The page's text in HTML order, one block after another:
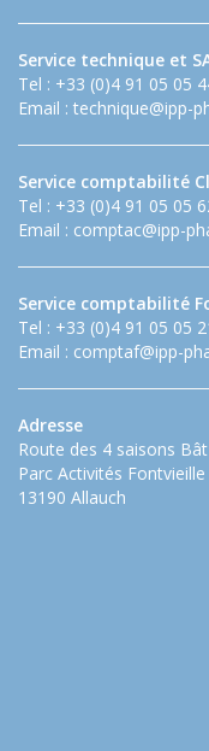
Service technique et
Tel : +33 (0)4 91 05 05
Email : technique@ipp-
Service comptabilité
Tel : +33 (0)4 91 05 05
Email : comptac@ipp-
Service comptabilité
Tel : +33 (0)4 91 05 05
Email : comptaf@ipp-
Adresse
Route des 4 saisons
Parc Activités Fontvieille
13190 Allauch